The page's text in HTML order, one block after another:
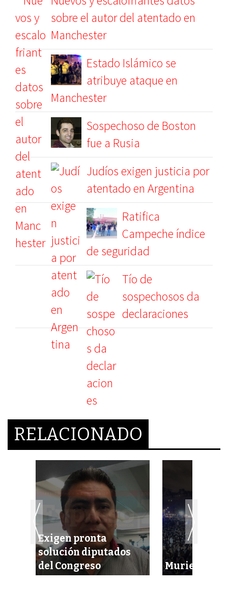
sobre el autor del atentado en
Manchester
Estado Islámico se
atribuye ataque en
Manchester
Sospechoso de Boston
fue a Rusia
Judíos exigen justicia por
atentado en Argentina
Ratifica
Campeche índice
de seguridad
Tío de
sospechosos da
declaraciones
RELACIONADO
Exigen pronta
solución diputados
del Congreso
Murieron 2